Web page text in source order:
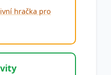
hračka pro